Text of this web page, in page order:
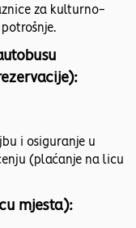
za kulturno-
i osiguranje u
(plaćanje na licu
mjesta):